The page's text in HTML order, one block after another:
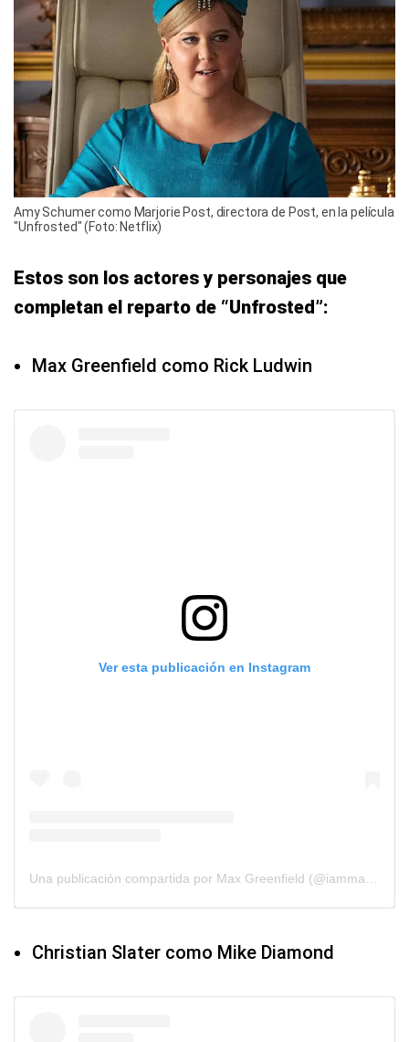
Amy Schumer como Marjorie Post, directora de Post, en la película
"Unfrosted" (Foto: Netflix)
Estos son los actores y personajes que
completan el reparto de “Unfrosted”:
Max Greenfield como Rick Ludwin
Ver esta publicación en Instagram
Christian Slater como Mike Diamond